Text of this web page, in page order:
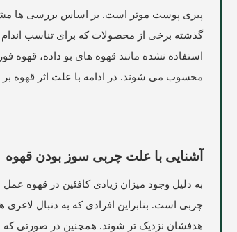
پیری پوست موثر است. بر اساس بررسی ها
گذشته برخی از محصولات که برای تناسب اندام
استفاده نشده مانند قهوه های بو داده،
محسوب می شوند. در ادامه با علت اثر قهوه بر
آشنایی با علت چربی سوز بودن قهوه
به دلیل وجود میزان زیادی کافئین در قهوه
چربی است. بنابراین افرادی که به دنبال لاغری
هدفشان نزدیک تر شوند. همچنین در صورتی که